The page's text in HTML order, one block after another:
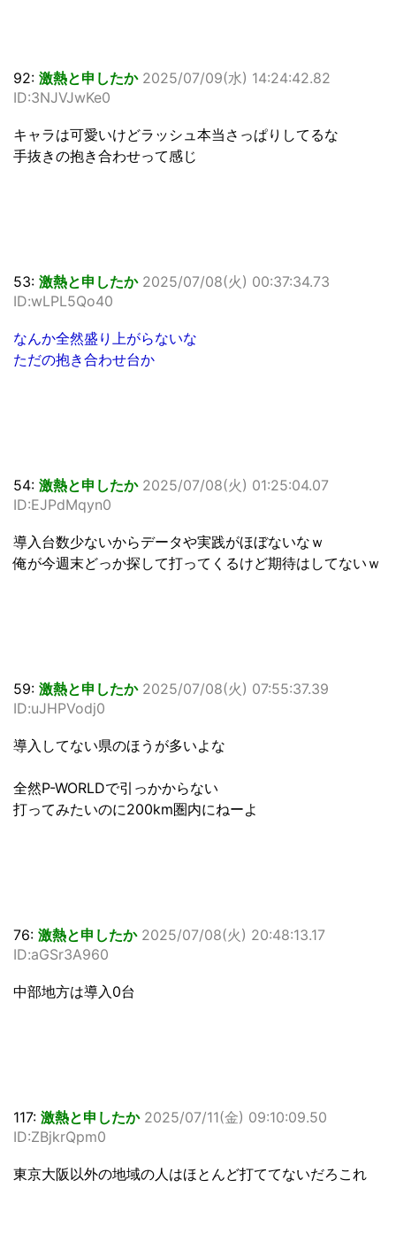
92: 激熱と申したか 2025/07/09(水) 14:24:42.82
ID:3NJVJwKe0
キャラは可愛いけどラッシュ本当さっぱりしてるな
手抜きの抱き合わせって感じ
53: 激熱と申したか 2025/07/08(火) 00:37:34.73
ID:wLPL5Qo40
なんか全然盛り上がらないな
ただの抱き合わせ台か
54: 激熱と申したか 2025/07/08(火) 01:25:04.07
ID:EJPdMqyn0
導入台数少ないからデータや実践がほぼないなｗ
俺が今週末どっか探して打ってくるけど期待はしてないｗ
59: 激熱と申したか 2025/07/08(火) 07:55:37.39
ID:uJHPVodj0
導入してない県のほうが多いよな
全然P-WORLDで引っかからない
打ってみたいのに200km圏内にねーよ
76: 激熱と申したか 2025/07/08(火) 20:48:13.17
ID:aGSr3A960
中部地方は導入0台
117: 激熱と申したか 2025/07/11(金) 09:10:09.50
ID:ZBjkrQpm0
東京大阪以外の地域の人はほとんど打ててないだろこれ